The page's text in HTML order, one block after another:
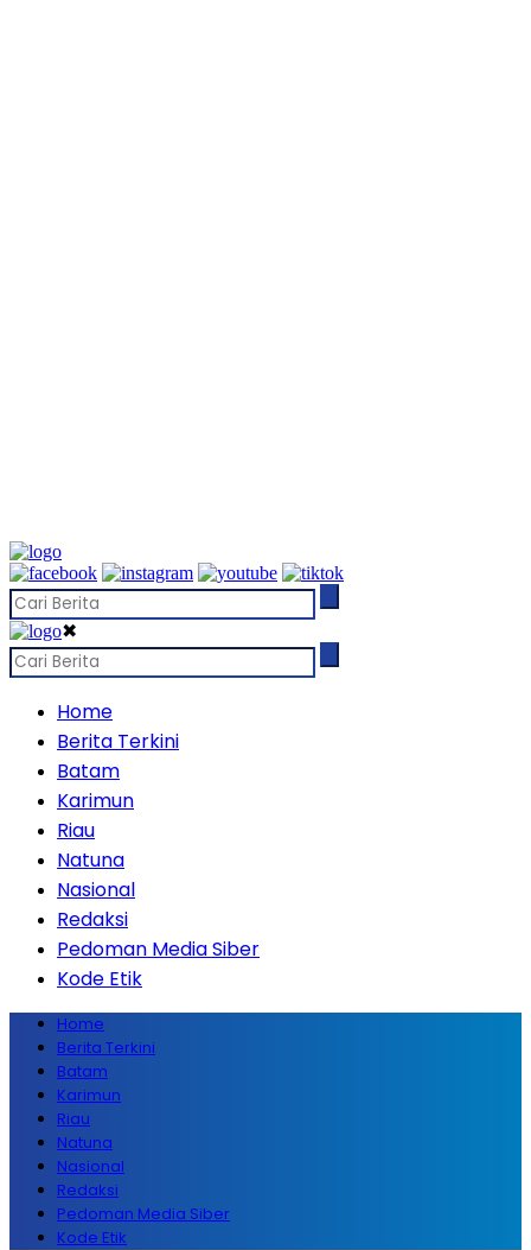
✖
Home
Berita Terkini
Batam
Karimun
Riau
Natuna
Nasional
Redaksi
Pedoman Media Siber
Kode Etik
Home
Berita Terkini
Batam
Karimun
Riau
Natuna
Nasional
Redaksi
Pedoman Media Siber
Kode Etik